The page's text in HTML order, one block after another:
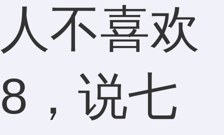
人不喜欢
8，说七